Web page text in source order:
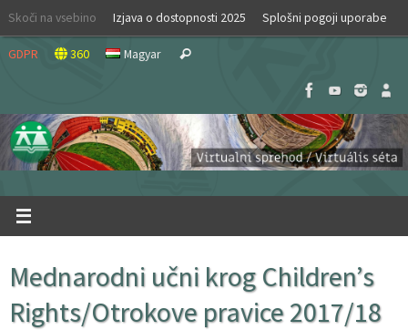
Skip
content
Skoči na vsebino Izjava o dostopnosti 2025 Splošni pogoji uporabe
GDPR 360 Magyar Search
Mednarodni učni krog Children’s
Rights/Otrokove pravice 2017/18